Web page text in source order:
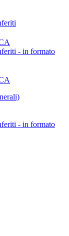
- in formato
- in formato